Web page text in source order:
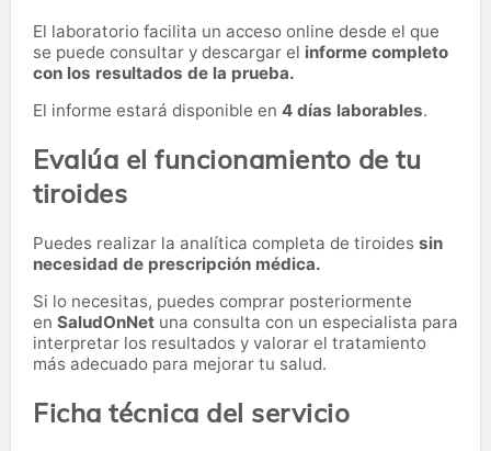
El laboratorio facilita un acceso online desde el que
se puede consultar y descargar el informe completo
con los resultados de la prueba.
El informe estará disponible en 4 días laborables.
Evalúa el funcionamiento de tu
tiroides
Puedes realizar la analítica completa de tiroides sin
necesidad de prescripción médica.
Si lo necesitas, puedes comprar posteriormente
en SaludOnNet una consulta con un especialista para
interpretar los resultados y valorar el tratamiento
más adecuado para mejorar tu salud.
Ficha técnica del servicio